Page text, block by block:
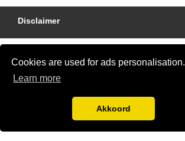
Cookies are used for ads personalisation.
Learn more
Akkoord
Disclaimer